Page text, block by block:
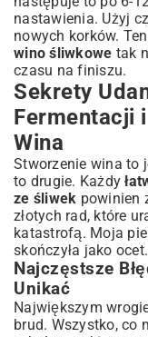
nastawienia. Użyj
nowych korków. Ten
wino śliwkowe tak
czasu na finiszu.
Sekrety
Fermentacji
Wina
Stworzenie wina to
to drugie. Każdy
ze śliwek powinien
złotych rad, które
katastrofą. Moja
skończyła jako
Najczęstsze
Unikać
Największym
brud. Wszystko, co